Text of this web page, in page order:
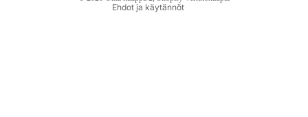
Ehdot ja käytännöt